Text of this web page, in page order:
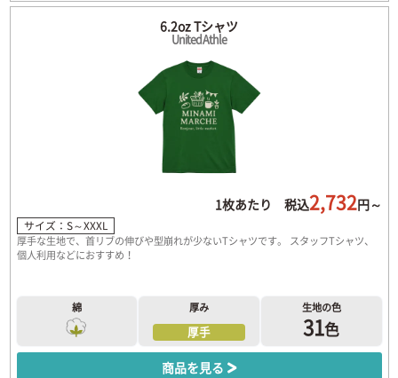
6.2oz Tシャツ
United Athle
1枚あたり 税込2,732円～
サイズ：S～XXXL
厚手な生地で、首リブの伸びや型崩れが少ないTシャツです。 スタッフTシャツ、
個人利用などにおすすめ！
綿 厚み
厚手
生地の色
31色
商品を見る